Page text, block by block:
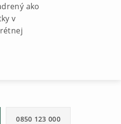
ako
v
0850 123 000